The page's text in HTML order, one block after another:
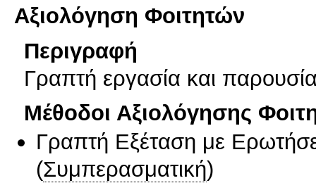
Αξιολόγηση Φοιτητών
Περιγραφή
Γραπτή εργασία και
Μέθοδοι Αξιολόγησης
Γραπτή Εξέταση με
(Συμπερασματική)